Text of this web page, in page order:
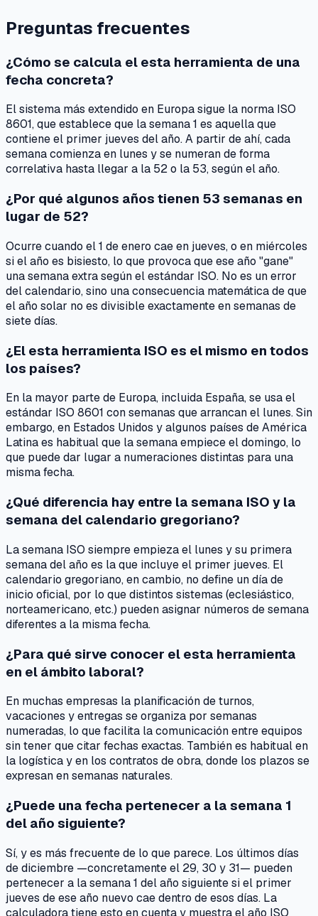
Preguntas frecuentes
¿Cómo se calcula el esta herramienta de una
fecha concreta?
El sistema más extendido en Europa sigue la norma ISO
8601, que establece que la semana 1 es aquella que
contiene el primer jueves del año. A partir de ahí, cada
semana comienza en lunes y se numeran de forma
correlativa hasta llegar a la 52 o la 53, según el año.
¿Por qué algunos años tienen 53 semanas en
lugar de 52?
Ocurre cuando el 1 de enero cae en jueves, o en miércoles
si el año es bisiesto, lo que provoca que ese año "gane"
una semana extra según el estándar ISO. No es un error
del calendario, sino una consecuencia matemática de que
el año solar no es divisible exactamente en semanas de
siete días.
¿El esta herramienta ISO es el mismo en todos
los países?
En la mayor parte de Europa, incluida España, se usa el
estándar ISO 8601 con semanas que arrancan el lunes. Sin
embargo, en Estados Unidos y algunos países de América
Latina es habitual que la semana empiece el domingo, lo
que puede dar lugar a numeraciones distintas para una
misma fecha.
¿Qué diferencia hay entre la semana ISO y la
semana del calendario gregoriano?
La semana ISO siempre empieza el lunes y su primera
semana del año es la que incluye el primer jueves. El
calendario gregoriano, en cambio, no define un día de
inicio oficial, por lo que distintos sistemas (eclesiástico,
norteamericano, etc.) pueden asignar números de semana
diferentes a la misma fecha.
¿Para qué sirve conocer el esta herramienta
en el ámbito laboral?
En muchas empresas la planificación de turnos,
vacaciones y entregas se organiza por semanas
numeradas, lo que facilita la comunicación entre equipos
sin tener que citar fechas exactas. También es habitual en
la logística y en los contratos de obra, donde los plazos se
expresan en semanas naturales.
¿Puede una fecha pertenecer a la semana 1
del año siguiente?
Sí, y es más frecuente de lo que parece. Los últimos días
de diciembre —concretamente el 29, 30 y 31— pueden
pertenecer a la semana 1 del año siguiente si el primer
jueves de ese año nuevo cae dentro de esos días. La
calculadora tiene esto en cuenta y muestra el año ISO